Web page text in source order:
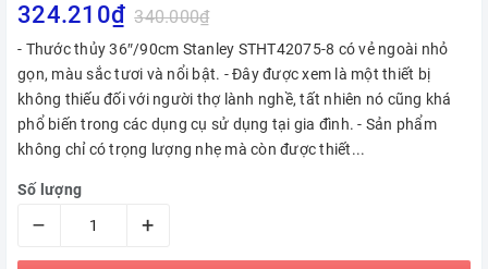
324.210₫ 340.000₫
- Thước thủy 36″/90cm Stanley STHT42075-8 có vẻ ngoài nhỏ
gọn, màu sắc tươi và nổi bật. - Đây được xem là một thiết bị
không thiếu đối với người thợ lành nghề, tất nhiên nó cũng khá
phổ biến trong các dụng cụ sử dụng tại gia đình. - Sản phẩm
không chỉ có trọng lượng nhẹ mà còn được thiết...
Số lượng
– +